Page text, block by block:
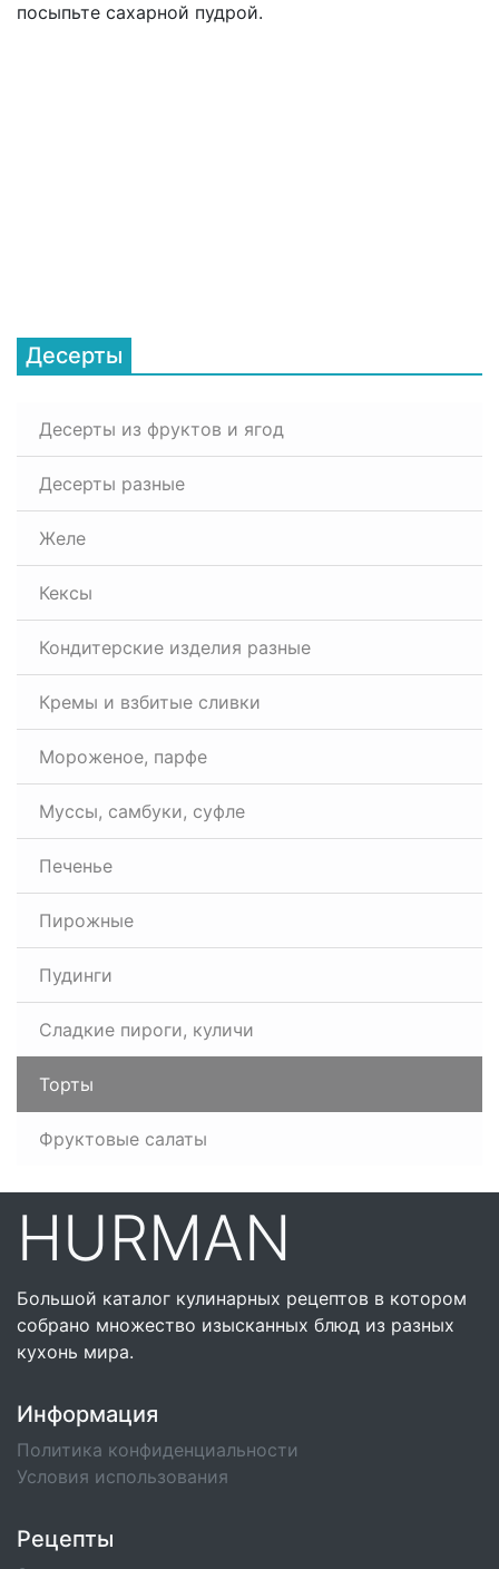
посыпьте сахарной пудрой.
Десерты
Десерты из фруктов и ягод
Десерты разные
Желе
Кексы
Кондитерские изделия разные
Кремы и взбитые сливки
Мороженое, парфе
Муссы, самбуки, суфле
Печенье
Пирожные
Пудинги
Сладкие пироги, куличи
Торты
Фруктовые салаты
HURMAN
Большой каталог кулинарных рецептов в котором
собрано множество изысканных блюд из разных
кухонь мира.
Информация
Политика конфиденциальности
Условия использования
Рецепты